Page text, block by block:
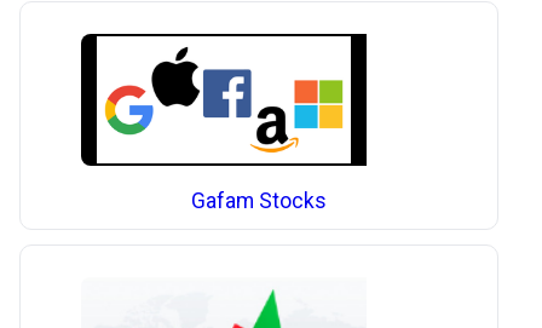
Gafam Stocks